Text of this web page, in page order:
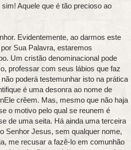
Aquele que é tão precioso ao
Evidentemente, ao darmos este
Sua Palavra, estaremos
Um cristão denominacional pode
professar com seus lábios que faz
poderá testemunhar isto na prática
é uma desonra ao nome de
crêem. Mas, mesmo que não haja
o motivo pelo qual se reunem é
de uma seita. Há ainda uma terceira
Senhor Jesus, sem qualquer nome,
me recusar a fazê‑lo em comunhão